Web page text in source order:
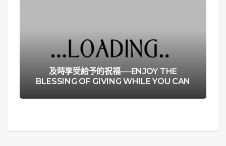
及時享受給予的祝福──ENJOY THE
BLESSING OF GIVING WHILE YOU CAN